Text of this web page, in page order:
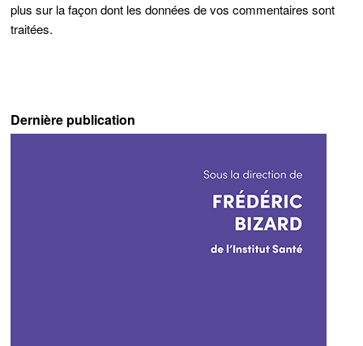
plus sur la façon dont les données de vos commentaires sont
traitées.
Dernière publication